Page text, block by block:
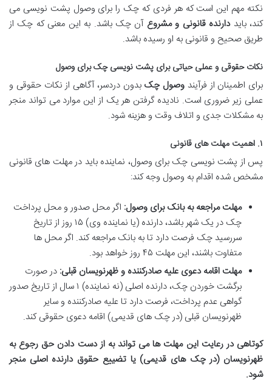
نکته مهم این است که هر فردی که چک را برای وصول پشت نویسی می
کند، بایددارنده قانونی و مشروع آن چک باشد. به این معنی که چک از
طریق صحیح و قانونی به او رسیده باشد.
نکات حقوقی و عملی حیاتی برای پشت نویسی چک برای وصول
برای اطمینان از فرآیند وصول چک بدون دردسر، آگاهی از نکات حقوقی و
عملی زیر ضروری است. نادیده گرفتن هر یک از این موارد می تواند منجر
به مشکلات جدی و اتلاف وقت و هزینه شود.
۱. اهمیت مهلت های قانونی
پس از پشت نویسی چک برای وصول، نماینده باید در مهلت های قانونی
مشخص شده اقدام به وصول وجه کند:
مهلت مراجعه به بانک برای وصول: اگر محل صدور و محل پرداخت
چک در یک شهر باشد، دارنده (یا نماینده وی) ۱۵ روز از تاریخ
سررسید چک فرصت دارد تا به بانک مراجعه کند. اگر محل ها
متفاوت باشند، این مهلت ۴۵ روز خواهد بود.
مهلت اقامه دعوی علیه صادرکننده و ظهرنویسان قبلی: در صورت
برگشت خوردن چک، دارنده اصلی (نه نماینده) ۱ سال از تاریخ صدور
گواهی عدم پرداخت، فرصت دارد تا علیه صادرکننده و سایر
ظهرنویسان قبلی (در چک های قدیمی) اقامه دعوی حقوقی کند.
کوتاهی در رعایت این مهلت ها می تواند به از دست دادن حق رجوع به
ظهرنویسان (در چک های قدیمی) یا تضییع حقوق دارنده اصلی منجر
شود.